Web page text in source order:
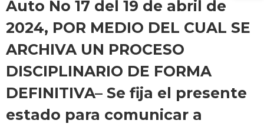
Auto No 17 del 19 de abril de
2024, POR MEDIO DEL CUAL SE
ARCHIVA UN PROCESO
DISCIPLINARIO DE FORMA
DEFINITIVA– Se fija el presente
estado para comunicar a